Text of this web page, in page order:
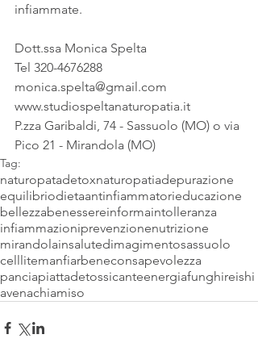
infiammate.
Dott.ssa Monica Spelta
Tel 320-4676288
monica.spelta@gmail.com
www.studiospeltanaturopatia.it
P.zza Garibaldi, 74 - Sassuolo (MO) o via
Pico 21 - Mirandola (MO)
Tag:
naturopatadetoxnaturopatiadepurazione
equilibriodietaantinfiammatorieducazione
bellezzabenessereinformaintolleranza
infiammazioniprevenzionenutrizione
mirandolainsalutedimagimentosassuolo
celllitemanfiarbeneconsapevolezza
panciapiattadetossicanteenergiafunghireishi
avenachiamiso